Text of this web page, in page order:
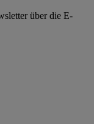
über die E-